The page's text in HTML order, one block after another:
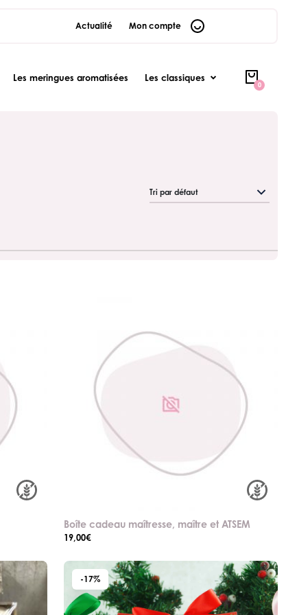
Actualité Mon compte
Les meringues aromatisées Les classiques
0
Boîte cadeau maîtresse, maître et ATSEM
19,00€
-17%